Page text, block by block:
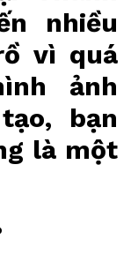
nhiều
vì quá
ảnh
bạn
là một